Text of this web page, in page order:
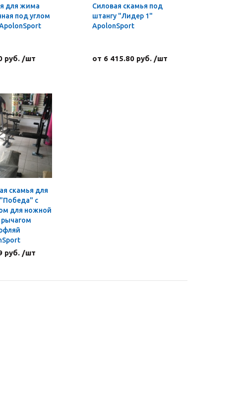
для жима
под углом
руб. /шт
Силовая скамья под
штангу "Лидер 1"
ApolonSport
от 6 415.80 руб. /шт
скамья для
с
для ножной
руб. /шт